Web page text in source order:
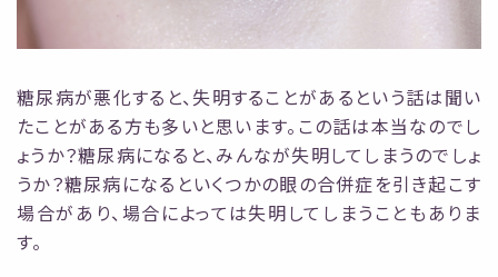
糖尿病が悪化すると、失明することがあるという話は聞い
たことがある方も多いと思います。この話は本当なのでし
ょうか？糖尿病になると、みんなが失明してしまうのでしょ
うか？糖尿病になるといくつかの眼の合併症を引き起こす
場合があり、場合によっては失明してしまうこともありま
す。